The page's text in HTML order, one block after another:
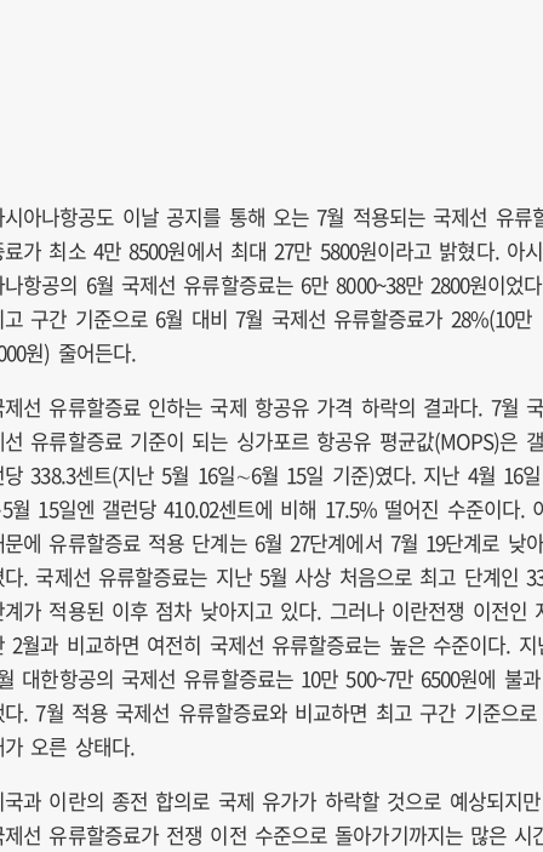
시아나항공도 이날 공지를 통해 오는 7월 적용되는 국제선 유류
료가 최소 4만 8500원에서 최대 27만 5800원이라고 밝혔다. 아시
항공의 6월 국제선 유류할증료는 6만 8000~38만 2800원이었
고 구간 기준으로 6월 대비 7월 국제선 유류할증료가 28%(10만
원) 줄어든다.
제선 유류할증료 인하는 국제 항공유 가격 하락의 결과다. 7월 국
선 유류할증료 기준이 되는 싱가포르 항공유 평균값(MOPS)은 갤
당 338.3센트(지난 5월 16일∼6월 15일 기준)였다. 지난 4월 16일
월 15일엔 갤런당 410.02센트에 비해 17.5% 떨어진 수준이다.
문에 유류할증료 적용 단계는 6월 27단계에서 7월 19단계로 낮아
다. 국제선 유류할증료는 지난 5월 사상 처음으로 최고 단계인
계가 적용된 이후 점차 낮아지고 있다. 그러나 이란전쟁 이전인
2월과 비교하면 여전히 국제선 유류할증료는 높은 수준이다. 지
대한항공의 국제선 유류할증료는 10만 500~7만 6500원에 불과
다. 7월 적용 국제선 유류할증료와 비교하면 최고 구간 기준으
가 오른 상태다.
국과 이란의 종전 합의로 국제 유가가 하락할 것으로 예상되지만
제선 유류할증료가 전쟁 이전 수준으로 돌아가기까지는 많은 시